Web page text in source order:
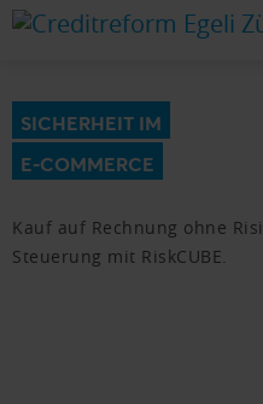
SICHERHEIT IM
E-COMMERCE
Kauf auf Rechnung ohne
Steuerung mit RiskCUBE.